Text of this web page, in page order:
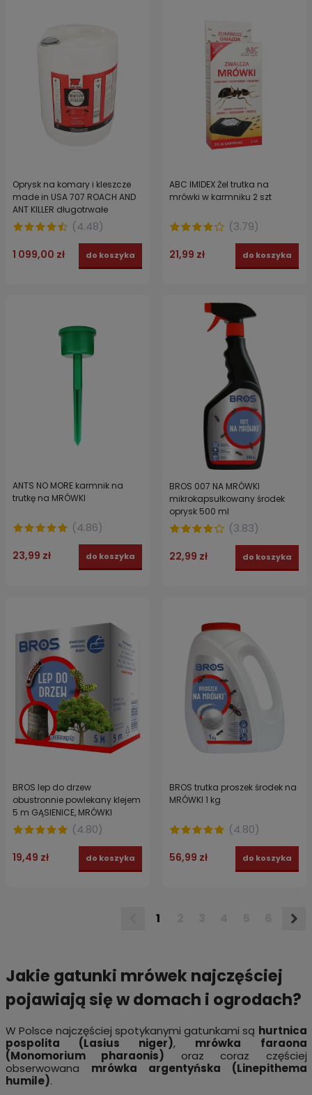
Oprysk na komary i kleszcze
made in USA 707 ROACH AND
ANT KILLER długotrwałe
działanie 19 L (4.48)
1 099,00 zł do koszyka
ABC IMIDEX Żel trutka na
mrówki w karmniku 2 szt
(3.79)
21,99 zł do koszyka
ANTS NO MORE karmnik na
trutkę na MRÓWKI
(4.86)
23,99 zł do koszyka
BROS 007 NA MRÓWKI
mikrokapsułkowany środek
oprysk 500 ml
(3.83)
22,99 zł do koszyka
BROS lep do drzew
obustronnie powlekany klejem
5 m GĄSIENICE, MRÓWKI
(4.80)
19,49 zł do koszyka
BROS trutka proszek środek na
MRÓWKI 1 kg
(4.80)
56,99 zł do koszyka
1
Jakie gatunki mrówek najczęściej
pojawiają się w domach i ogrodach?
W Polsce najczęściej spotykanymi gatunkami są hurtnica
pospolita (Lasius niger), mrówka faraona
(Monomorium pharaonis) oraz coraz częściej
obserwowana mrówka argentyńska (Linepithema
humile).